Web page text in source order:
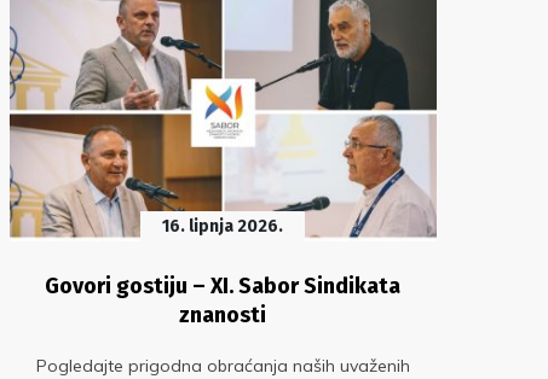
16. lipnja 2026.
Govori gostiju – XI. Sabor Sindikata
znanosti
Pogledajte prigodna obraćanja naših uvaženih